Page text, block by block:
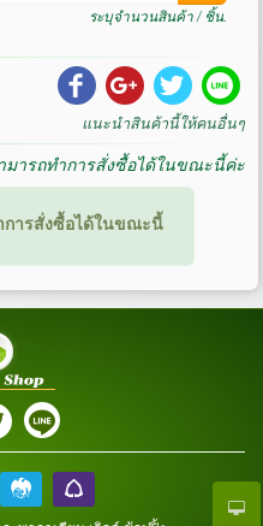
ระบุจำนวนสินค้า / ชิ้น.
Share
on
Facebook
Share
on
Share
on
Twitter
Share
on
แนะนำสินค้านี้ให้คนอื่นๆ
มารถทำการสั่งซื้อได้ในขณะนี้ค่ะ
การสั่งซื้อได้ในขณะนี้